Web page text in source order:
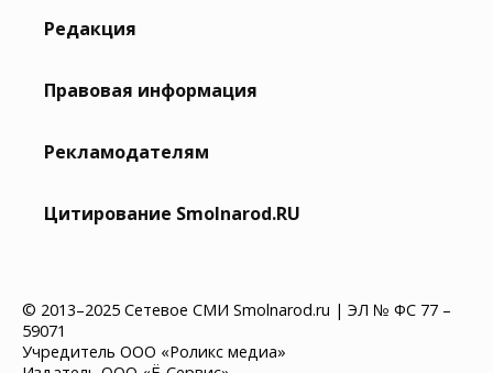
Редакция
Правовая информация
Рекламодателям
Цитирование Smolnarod.RU
© 2013–2025 Сетевое СМИ Smolnarod.ru | ЭЛ № ФС 77 –
59071
Учредитель ООО «Роликс медиа»